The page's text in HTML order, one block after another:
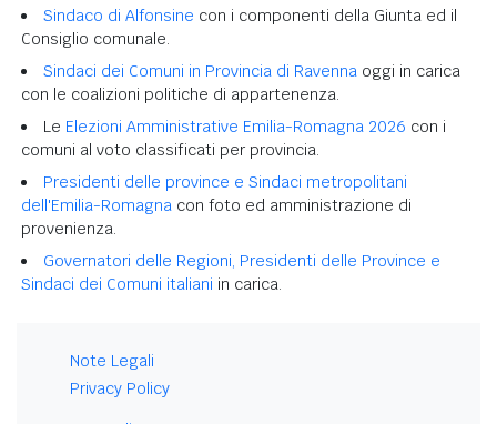
Sindaco di Alfonsine con i componenti della Giunta ed il
Consiglio comunale.
Sindaci dei Comuni in Provincia di Ravenna oggi in carica
con le coalizioni politiche di appartenenza.
Le Elezioni Amministrative Emilia-Romagna 2026 con i
comuni al voto classificati per provincia.
Presidenti delle province e Sindaci metropolitani
dell'Emilia-Romagna con foto ed amministrazione di
provenienza.
Governatori delle Regioni, Presidenti delle Province e
Sindaci dei Comuni italiani in carica.
Note Legali
Privacy Policy